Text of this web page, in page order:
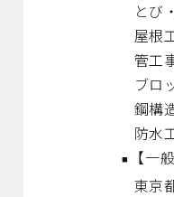
とび
屋根
管工
ブロ
鋼構
防水
【一
東